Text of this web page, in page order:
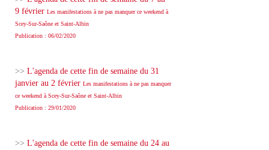
9 février Les manifestations à ne pas manquer ce weekend à
Scey-Sur-Saône et Saint-Albin
Publication : 06/02/2020
>> L'agenda de cette fin de semaine du 31
janvier au 2 février Les manifestations à ne pas manquer
ce weekend à Scey-Sur-Saône et Saint-Albin
Publication : 29/01/2020
>> L'agenda de cette fin de semaine du 24 au